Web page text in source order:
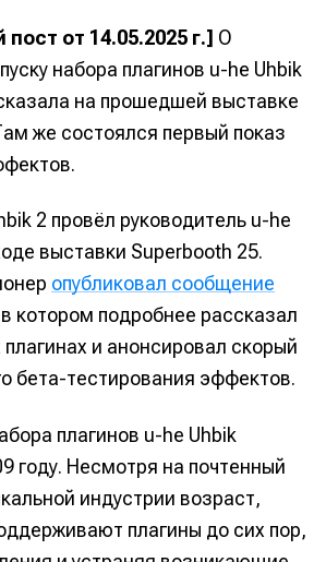
от 14.05.2025 г.] О
набора плагинов u-he Uhbik
на прошедшей выставке
же состоялся первый показ
2 провёл руководитель u-he
выставки Superbooth 25.
опубликовал сообщение
котором подробнее рассказал
и анонсировал скорый
бета-тестирования эффектов.
плагинов u-he Uhbik
году. Несмотря на почтенный
индустрии возраст,
плагины до сих пор,